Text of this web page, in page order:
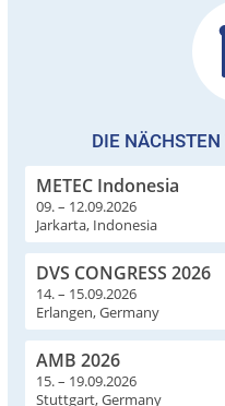
DIE
METEC Indonesia
09. – 12.09.2026
Jarkarta, Indonesia
DVS CONGRESS 2026
14. – 15.09.2026
Erlangen, Germany
AMB 2026
15. – 19.09.2026
Stuttgart, Germany